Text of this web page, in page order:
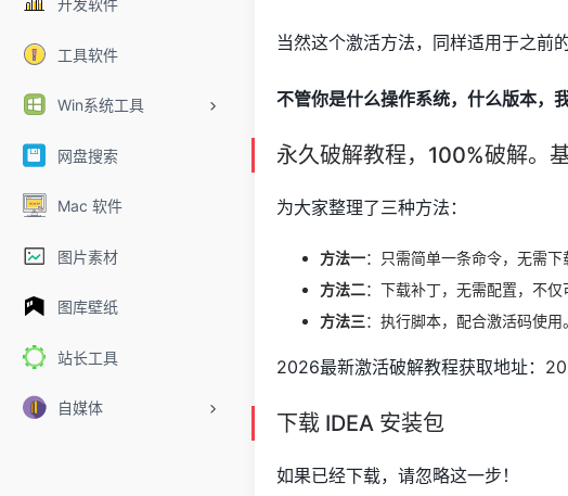
开发软件
工具软件
Win系统工具
网盘搜索
Mac 软件
图片素材
图库壁纸
站长工具
自媒体
当然这个激活方法，同样适用于之前的
不管你是什么操作系统，什么版本，
永久破解教程，100%破解。
为大家整理了三种方法：
方法一：只需简单一条命令，无需下
方法二：下载补丁，无需配置，不仅
方法三：执行脚本，配合激活码使用。
2026最新激活破解教程获取地址：
下载 IDEA 安装包
如果已经下载，请忽略这一步！